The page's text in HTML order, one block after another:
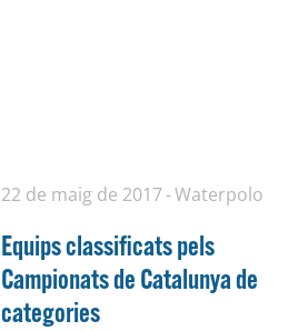
22 de maig de 2017 Waterpolo
Equips classificats pels
Campionats de Catalunya de
categories